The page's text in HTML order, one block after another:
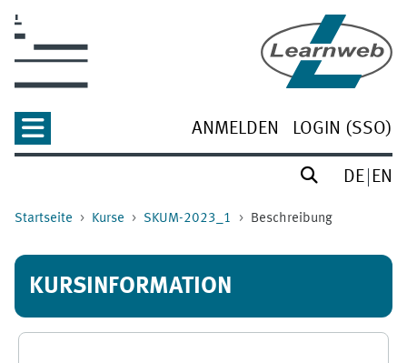
ANMELDEN LOGIN (SSO)
DE EN
Startseite Kurse SKUM-2023_1 Beschreibung
KURSINFORMATION